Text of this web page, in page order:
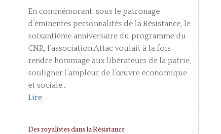
En commémorant, sous le patronage
d’éminentes personnalités de la Résistance, le
soixantième anniversaire du programme du
CNR, l’association Attac voulait à la fois
rendre hommage aux libérateurs de la patrie,
souligner l’ampleur de l’œuvre économique
et sociale...
Lire
Des royalistes dans la Résistance